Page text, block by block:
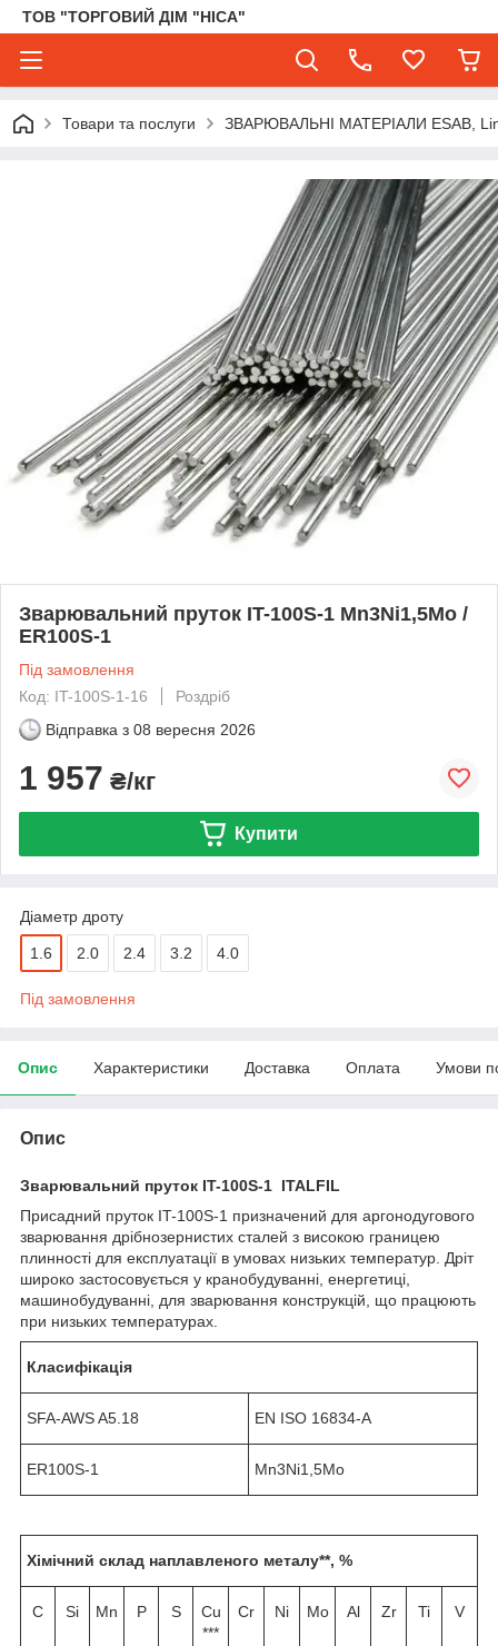
ТОВ "ТОРГОВИЙ ДІМ "НІСА"
Товари та послуги ЗВАРЮВАЛЬНІ МАТЕРІАЛИ ESAB,
Зварювальний пруток IT-100S-1 Mn3Ni1,5Mo /
ER100S-1
Під замовлення
Код: IT-100S-1-16
Роздріб
Відправка з 08 вересня 2026
1 957 ₴/кг
Купити
Діаметр дроту
1.6 2.0 2.4 3.2 4.0
Під замовлення
Опис Характеристики Доставка Оплата Умови
Опис
Зварювальний пруток IT-100S-1 ITALFIL
Присадний пруток IT-100S-1 призначений для аргонодугового
зварювання дрібнозернистих сталей з високою границею
плинності для експлуатації в умовах низьких температур. Дріт
широко застосовується у кранобудуванні, енергетиці,
машинобудуванні, для зварювання конструкцій, що працюють
при низьких температурах.
Класифікація
SFA-AWS A5.18 EN ISO 16834-A
ER100S-1 Mn3Ni1,5Mo
Хімічний склад наплавленого металу**, %
C Si Mn P S
Cu
***
Cr Ni Mo Al Zr Ti V